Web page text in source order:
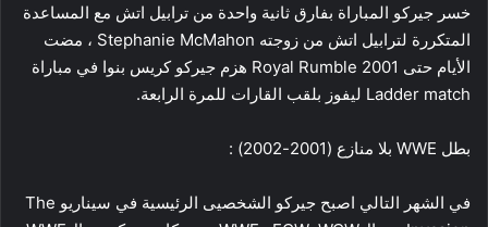
خسر جيركو المباراة بفارق ثانية واحدة من ترابيل اتش مع المساعدة
المتكررة لترابيل اتش من زوجته Stephanie McMahon ، مضت
الأيام حتى Royal Rumble 2001 هزم جيركو كريس بنوا في مباراة
Ladder match ليفوز بلقب القارات للمرة الرابعة.
بطل WWE بلا منازع (2001-2002) :
في الشهر التالي اصبح جيركو الشخصيى الرئيسية في سيناريو The